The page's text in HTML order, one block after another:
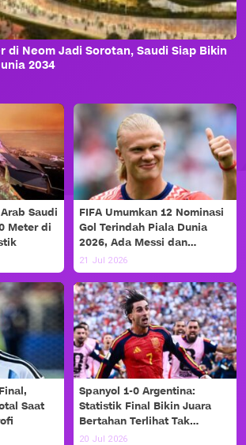
di Neom Jadi Sorotan, Saudi Siap Bikin
2034
Saudi
Meter di
FIFA Umumkan 12 Nominasi
Gol Terindah Piala Dunia
2026, Ada Messi dan
Haaland!
21 Jul 2026
Saat
Spanyol 1-0 Argentina:
Statistik Final Bikin Juara
Bertahan Terlihat Tak
Berdaya
20 Jul 2026